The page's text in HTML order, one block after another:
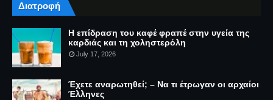
Διατροφή
Η επίδραση του καφέ φραπέ στην υγεία της
καρδιάς και τη χοληστερόλη
July 17, 2026
Έχετε αναρωτηθεί; – Να τι έτρωγαν οι αρχαίοι
Έλληνες